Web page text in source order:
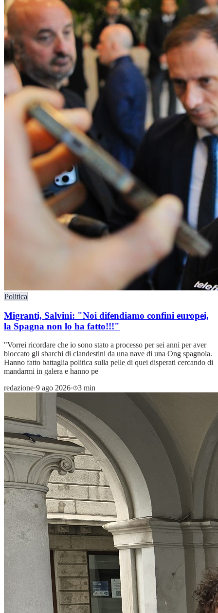
Politica
Migranti, Salvini: "Noi difendiamo confini europei,
la Spagna non lo ha fatto!!!"
"Vorrei ricordare che io sono stato a processo per sei anni per aver
bloccato gli sbarchi di clandestini da una nave di una Ong spagnola.
Hanno fatto battaglia politica sulla pelle di quei disperati cercando di
mandarmi in galera e hanno pe
redazione·9 ago 2026· 3 min